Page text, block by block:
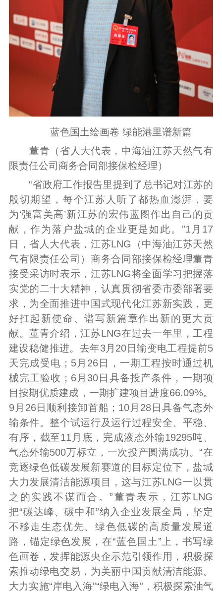
蓝色国土绘画卷 绿能港里谱新篇
董青（省人大代表，中海油江苏天然气有
限责任公司商务合同部接保检经理）
“省政府工作报告里提到了总书记对江苏的
殷切期望，每个江苏人听了都热血澎湃，要
为‘强富美高’新江苏的宏伟蓝图作出自己的贡
献，作为落户盐城的企业更是如此。”1月17
日，省人大代表，江苏LNG（中海油江苏天然
气有限责任公司）商务合同部接保检经理董青
接受采访时表示，江苏LNG将全面学习把握落
实党的二十大精神，认真贯彻省委市委部署要
求，为全面推进中国式现代化江苏新实践，更
好扛起新使命、谱写新篇章作出新的更大贡
献。董青介绍，江苏LNG在过去一年里，工程
建设稳健推进。去年3月20日输变电工程提前5
天完成受电；5月26日，一期工程按时通过机
械完工验收；6月30日具备投产条件，一期项
目按期优质建成，一期扩建项目进度66.09%。
9月26日顺利接卸首船；10月28日具备气态外
输条件。整个试运行及运行过程安全、平稳、
有序，截至11月底，完成液态外输19295吨、
气态外输500万标立，一次投产圆满成功。“在
竞逐绿色低碳发展新赛道的目标定位下，盐城
大力发展清洁能源项目，这与江苏LNG一以贯
之的实践不谋而合。”董青表示，江苏LNG
把“碳达峰、碳中和”纳入企业发展全局，坚定
不移走生态优先、绿色低碳的高质量发展道
路，锚定绿色发展，在“蓝色国土”上，书写绿
色画卷，发挥能源央企示范引领作用，积极探
索推动绿电交易，为美丽中国贡献清洁能源。
大力实施“岸电入海”“绿电入海”，积极探索油气